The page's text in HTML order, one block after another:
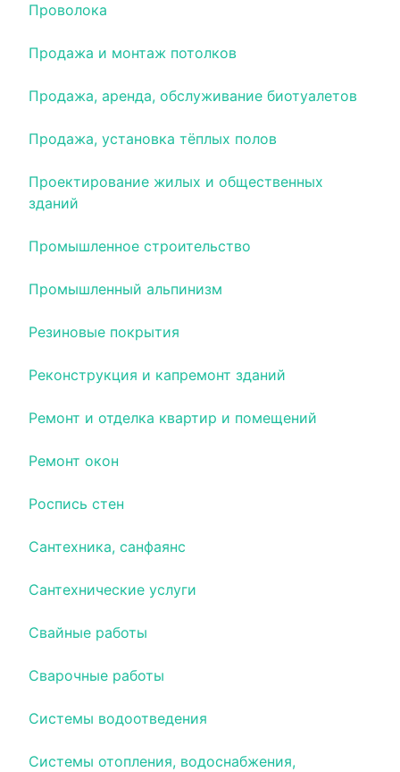
Проволока
Продажа и монтаж потолков
Продажа, аренда, обслуживание биотуалетов
Продажа, установка тёплых полов
Проектирование жилых и общественных
зданий
Промышленное строительство
Промышленный альпинизм
Резиновые покрытия
Реконструкция и капремонт зданий
Ремонт и отделка квартир и помещений
Ремонт окон
Роспись стен
Сантехника, санфаянс
Сантехнические услуги
Свайные работы
Сварочные работы
Системы водоотведения
Системы отопления, водоснабжения,